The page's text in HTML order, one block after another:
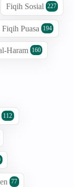
Fiqih Sosial 227
Fiqih Puasa 194
Haram 160
112
77